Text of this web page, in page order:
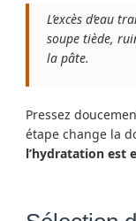
L’excès d’eau
soupe tiède,
la pâte.
Pressez
étape change la
l’hydratation est